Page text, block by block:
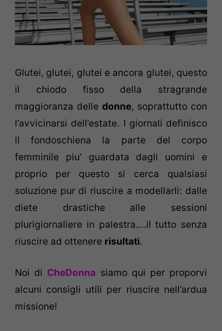
Glutei, glutei, glutei e ancora glutei, questo
il chiodo fisso della stragrande
maggioranza delle donne, soprattutto con
l’avvicinarsi dell’estate. I giornali definisco
il fondoschiena la parte del corpo
femminile piu’ guardata dagli uomini e
proprio per questo si cerca qualsiasi
soluzione pur di riuscire a modellarli: dalle
diete drastiche alle sessioni
plurigiornaliere in palestra….il tutto senza
riuscire ad ottenere risultati.
Noi di CheDonna siamo qui per proporvi
alcuni consigli utili per riuscire nell’ardua
missione!